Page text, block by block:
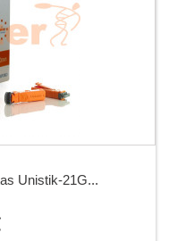
Unistik-21G...